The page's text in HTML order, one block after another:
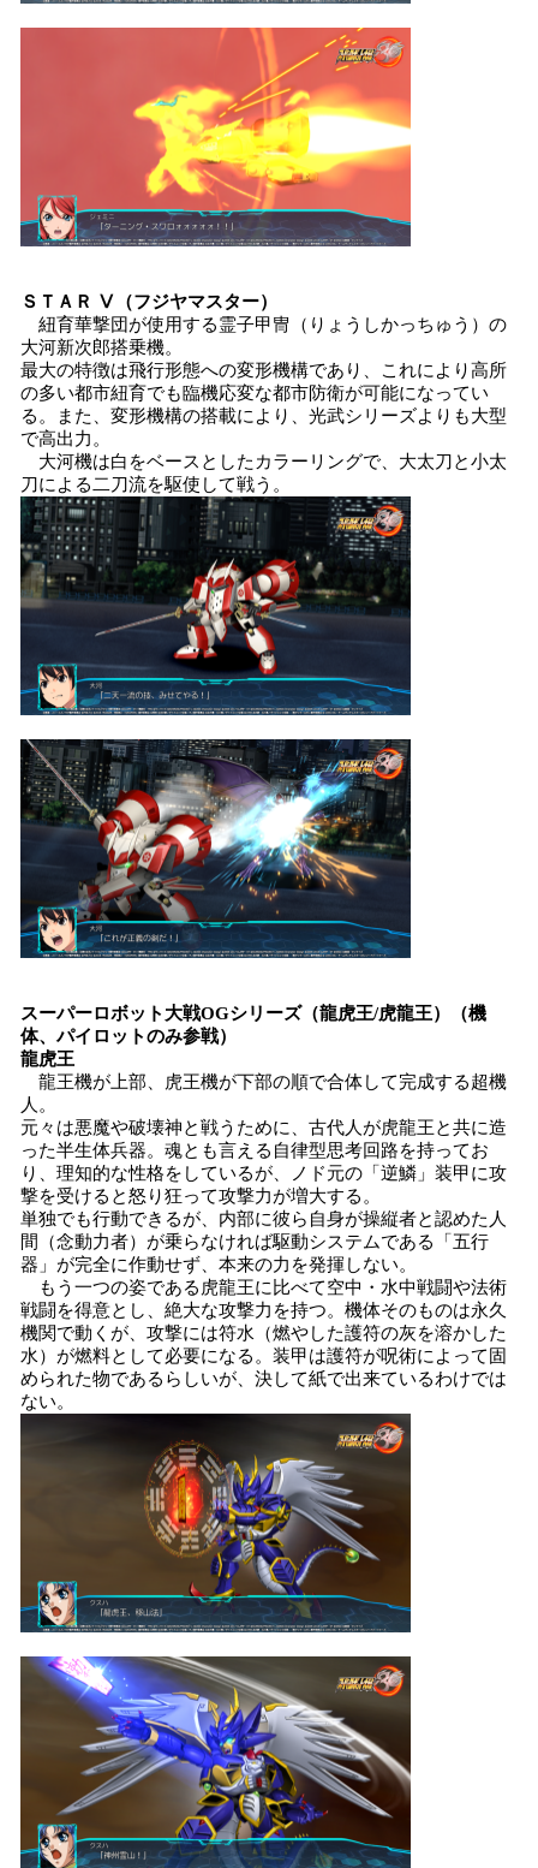
ＳＴＡＲ Ⅴ（フジヤマスター）
紐育華撃団が使用する霊子甲冑（りょうしかっちゅう）の
大河新次郎搭乗機。
最大の特徴は飛行形態への変形機構であり、これにより高所
の多い都市紐育でも臨機応変な都市防衛が可能になってい
る。また、変形機構の搭載により、光武シリーズよりも大型
で高出力。
大河機は白をベースとしたカラーリングで、大太刀と小太
刀による二刀流を駆使して戦う。
スーパーロボット大戦OGシリーズ（龍虎王/虎龍王）（機
体、パイロットのみ参戦）
龍虎王
龍王機が上部、虎王機が下部の順で合体して完成する超機
人。
元々は悪魔や破壊神と戦うために、古代人が虎龍王と共に造
った半生体兵器。魂とも言える自律型思考回路を持ってお
り、理知的な性格をしているが、ノド元の「逆鱗」装甲に攻
撃を受けると怒り狂って攻撃力が増大する。
単独でも行動できるが、内部に彼ら自身が操縦者と認めた人
間（念動力者）が乗らなければ駆動システムである「五行
器」が完全に作動せず、本来の力を発揮しない。
もう一つの姿である虎龍王に比べて空中・水中戦闘や法術
戦闘を得意とし、絶大な攻撃力を持つ。機体そのものは永久
機関で動くが、攻撃には符水（燃やした護符の灰を溶かした
水）が燃料として必要になる。装甲は護符が呪術によって固
められた物であるらしいが、決して紙で出来ているわけでは
ない。